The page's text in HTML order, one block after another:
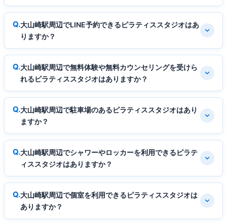
大山崎駅周辺でLINE予約できるピラティススタジオはあ
りますか？
大山崎駅周辺で無料体験や無料カウンセリングを受けら
れるピラティススタジオはありますか？
大山崎駅周辺で駐車場のあるピラティススタジオはあり
ますか？
大山崎駅周辺でシャワーやロッカーを利用できるピラテ
ィススタジオはありますか？
大山崎駅周辺で個室を利用できるピラティススタジオは
ありますか？